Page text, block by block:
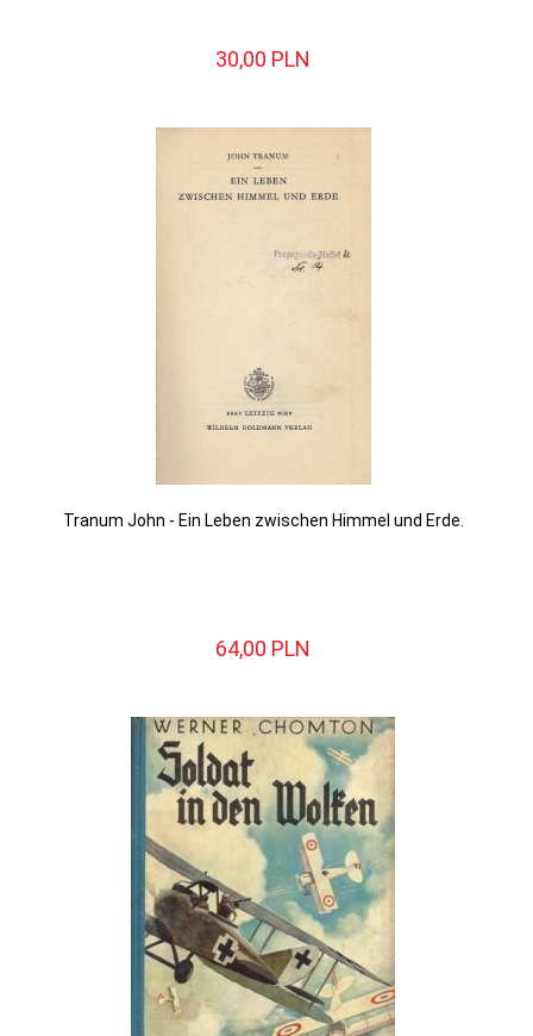
30,00 PLN
Tranum John - Ein Leben zwischen Himmel und Erde.
64,00 PLN